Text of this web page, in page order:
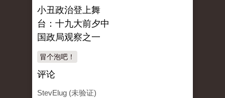
小丑政治登上舞
台：十九大前夕中
国政局观察之一
冒个泡吧！
评论
StevElug (未验证)